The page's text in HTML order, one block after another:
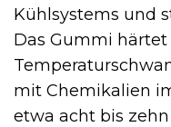
Kühlsystems und
Das Gummi härtet
mit Chemikalien
etwa acht bis